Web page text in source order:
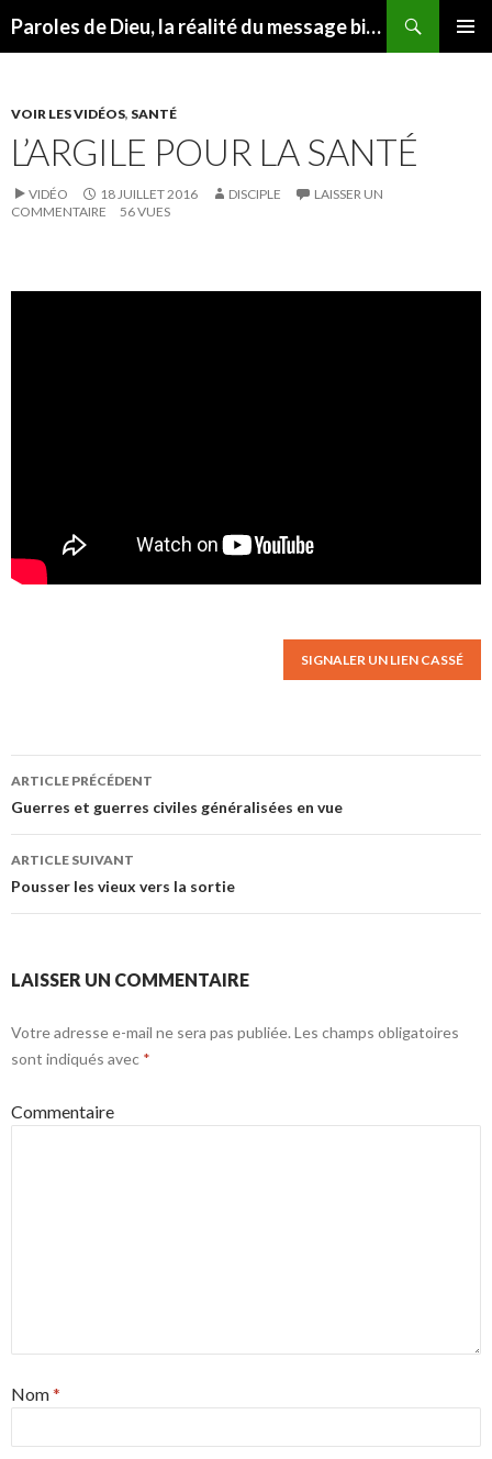
Paroles de Dieu, la réalité du message biblique
VOIR LES VIDÉOS, SANTÉ
L’ARGILE POUR LA SANTÉ
VIDÉO 18 JUILLET 2016 DISCIPLE
LAISSER UN
COMMENTAIRE
56 VUES
SIGNALER UN LIEN CASSÉ
Navigation des articles
ARTICLE PRÉCÉDENT
Guerres et guerres civiles généralisées en vue
ARTICLE SUIVANT
Pousser les vieux vers la sortie
LAISSER UN COMMENTAIRE
Votre adresse e-mail ne sera pas publiée. Les champs obligatoires
sont indiqués avec *
Commentaire
Nom*